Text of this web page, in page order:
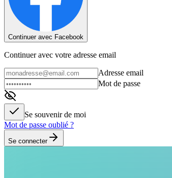
Continuer avec Facebook
Continuer avec votre adresse email
Adresse email
Mot de passe
Se souvenir de moi
Mot de passe oublié ?
Se connecter